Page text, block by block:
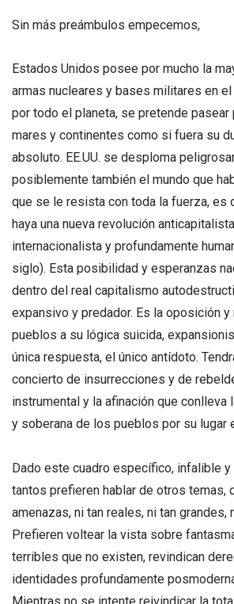
Sin más preámbulos empecemos,
Estados Unidos posee por mucho la
armas nucleares y bases militares en
por todo el planeta, se pretende
mares y continentes como si fuera su
absoluto. EE.UU. se desploma
posiblemente también el mundo que
que se le resista con toda la fuerza, es
haya una nueva revolución
internacionalista y profundamente
siglo). Esta posibilidad y esperanzas
dentro del real capitalismo
expansivo y predador. Es la oposición
pueblos a su lógica suicida,
única respuesta, el único antídoto.
concierto de insurrecciones y de
instrumental y la afinación que conlleva
y soberana de los pueblos por su lugar
Dado este cuadro específico, infalible y
tantos prefieren hablar de otros temas,
amenazas, ni tan reales, ni tan grandes,
Prefieren voltear la vista sobre
terribles que no existen, revindican
identidades profundamente
Mientras no se intente reivindicar la